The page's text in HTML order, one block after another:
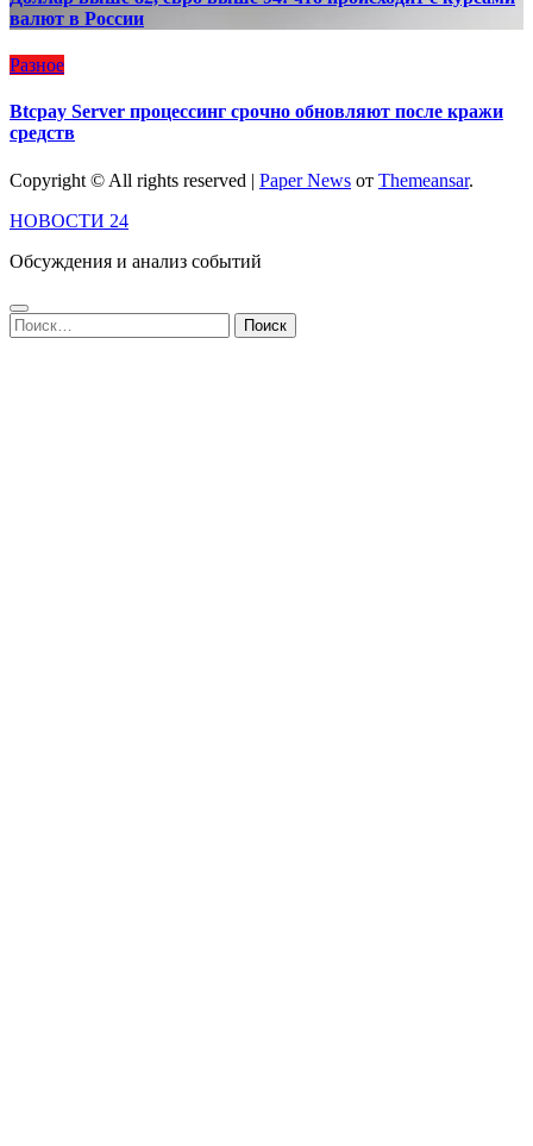
валют в России
Разное
Btcpay Server процессинг срочно обновляют после кражи
средств
Copyright © All rights reserved | Paper News от Themeansar.
НОВОСТИ 24
Обсуждения и анализ событий
Найти: